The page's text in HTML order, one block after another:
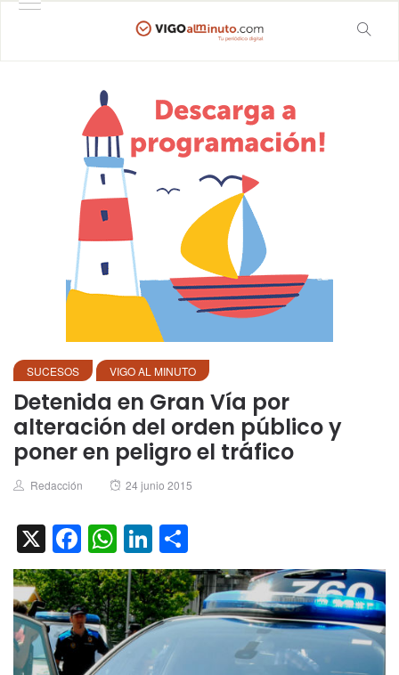
SUCESOS VIGO AL MINUTO
Detenida en Gran Vía por
alteración del orden público y
poner en peligro el tráfico
Author
Redacción
Posted
24 junio 2015
X Facebook
WhatsApp
LinkedIn